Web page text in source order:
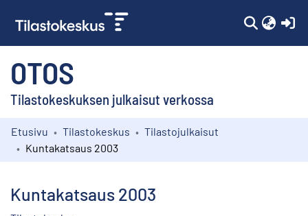
OTOS
Tilastokeskuksen julkaisut verkossa
Kokoelmat
Etusivu Tilastokeskus
Tilastojulkaisut
Kuntakatsaus 2003
Kuntakatsaus 2003